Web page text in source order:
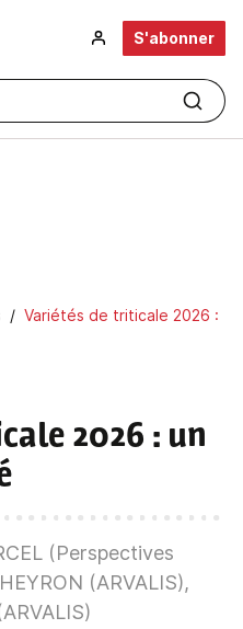
S'abonner
Variétés de triticale 2026 :
2026 : un
(Perspectives
(ARVALIS),